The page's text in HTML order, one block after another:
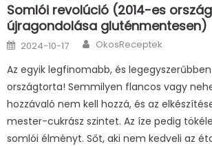
Somlói revolúció (2014-es
újragondolása gluténmentesen)
Posted
on
2024-10-17 Author
OkosReceptek
Az egyik legfinomabb, és
országtorta! Semmilyen flancos vagy
hozzávaló nem kell hozzá, és az
mester-cukrász szintet. Az íze pedig
somlói élményt. Sőt, aki nem kedveli az